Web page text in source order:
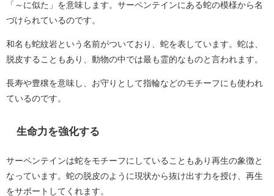
「～に似た」を意味します。サーペンテインにある蛇の模様から名
づけられているのです。
和名も蛇紋岩という名前がついており、蛇を表しています。蛇は、
脱皮することもあり、動物の中では最も霊的なものと言われます。
長寿や豊穣を意味し、お守りとして指輪などのモチーフにも使われ
ているのです。
生命力を強化する
サーペンテインは蛇をモチーフにしていることもあり再生の象徴と
なっています。蛇の脱皮のように現状から抜け出す力を授け、再生
をサポートしてくれます。